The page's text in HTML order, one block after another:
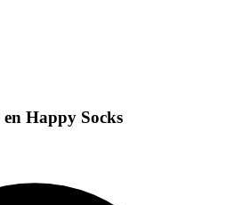
en Happy Socks